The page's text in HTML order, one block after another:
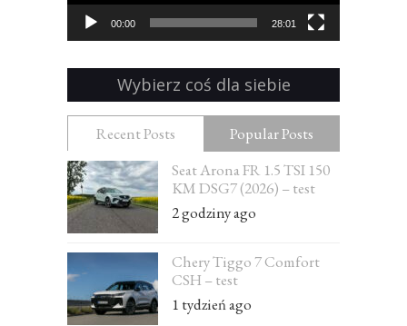
00:00 28:01
Wybierz coś dla siebie
Recent Posts
Popular Posts
Seat Arona FR 1.5 TSI 150
KM DSG7 (2026) – test
2 godziny ago
Chery Tiggo 7 Comfort
CSH – test
1 tydzień ago